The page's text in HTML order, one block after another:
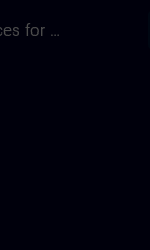
Training Services for Digital Industries